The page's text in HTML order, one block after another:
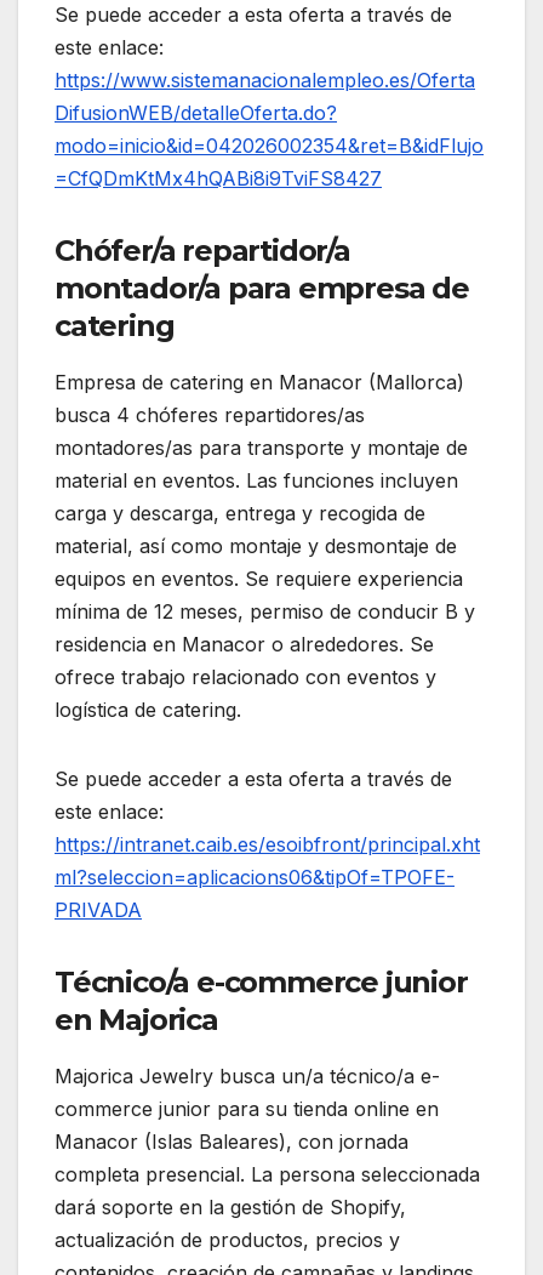
Se puede acceder a esta oferta a través de
este enlace:
https://www.sistemanacionalempleo.es/Oferta
DifusionWEB/detalleOferta.do?
modo=inicio&id=042026002354&ret=B&idFlujo
=CfQDmKtMx4hQABi8i9TviFS8427
Chófer/a repartidor/a
montador/a para empresa de
catering
Empresa de catering en Manacor (Mallorca)
busca 4 chóferes repartidores/as
montadores/as para transporte y montaje de
material en eventos. Las funciones incluyen
carga y descarga, entrega y recogida de
material, así como montaje y desmontaje de
equipos en eventos. Se requiere experiencia
mínima de 12 meses, permiso de conducir B y
residencia en Manacor o alrededores. Se
ofrece trabajo relacionado con eventos y
logística de catering.
Se puede acceder a esta oferta a través de
este enlace:
https://intranet.caib.es/esoibfront/principal.xht
ml?seleccion=aplicacions06&tipOf=TPOFE-
PRIVADA
Técnico/a e-commerce junior
en Majorica
Majorica Jewelry busca un/a técnico/a e-
commerce junior para su tienda online en
Manacor (Islas Baleares), con jornada
completa presencial. La persona seleccionada
dará soporte en la gestión de Shopify,
actualización de productos, precios y